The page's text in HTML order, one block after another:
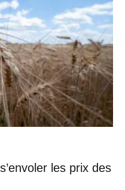
les prix des